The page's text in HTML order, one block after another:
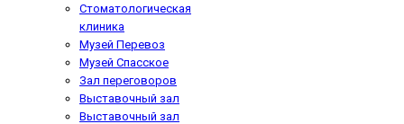
Стоматологическая
клиника
Музей Перевоз
Музей Спасское
Зал переговоров
Выставочный зал
Выставочный зал